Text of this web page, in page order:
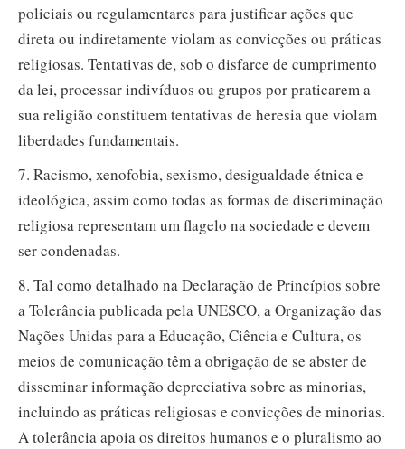
policiais ou regulamentares para justificar ações que
direta ou indiretamente violam as convicções ou práticas
religiosas. Tentativas de, sob o disfarce de cumprimento
da lei, processar indivíduos ou grupos por praticarem a
sua religião constituem tentativas de heresia que violam
liberdades fundamentais.
7. Racismo, xenofobia, sexismo, desigualdade étnica e
ideológica, assim como todas as formas de discriminação
religiosa representam um flagelo na sociedade e devem
ser condenadas.
8. Tal como detalhado na Declaração de Princípios sobre
a Tolerância publicada pela UNESCO, a Organização das
Nações Unidas para a Educação, Ciência e Cultura, os
meios de comunicação têm a obrigação de se abster de
disseminar informação depreciativa sobre as minorias,
incluindo as práticas religiosas e convicções de minorias.
A tolerância apoia os direitos humanos e o pluralismo ao